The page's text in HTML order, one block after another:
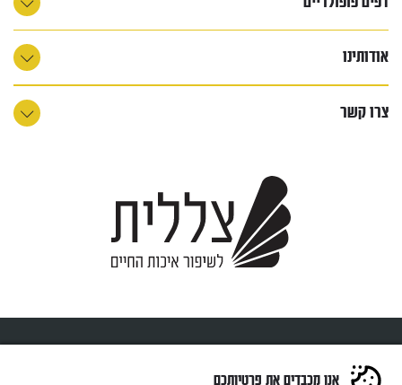
אודותינו
צרו קשר
אנו מכבדים את פרטיותכם